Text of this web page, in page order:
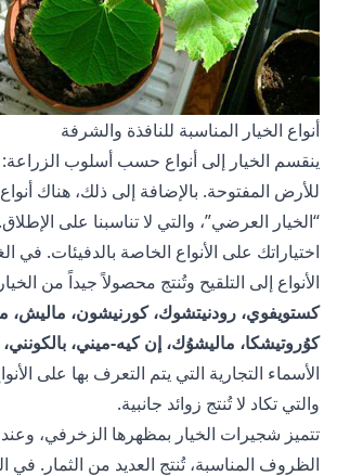
أنواع الخيار المناسبة للنافذة والشرفة
ينقسم الخيار إلى أنواع حسب أسلوب الزراعة:
للأرض المفتوحة. بالإضافة إلى ذلك، هناك
“الخيار العرضي”، والتي لا تناسبنا على
اختياراتك على الأنواع الخاصة بالدفيئات. في
الأنواع إلى التلقيح وتُنتج محصولاً جيداً من
كستويفوي، رودنيتشوك، كورنيشون، ماليش،
كوُروتيشكا، ماليشوُك، إن كيه-ميني،
الأسماء التجارية التي يتم التعرف بها على
والتي تكاد لا تُنتج زوائد جانبية.
تتميز شجيرات الخيار بمظهرها الزخرفي،
الظروف المناسبة، تُنتج العديد من الثمار. في